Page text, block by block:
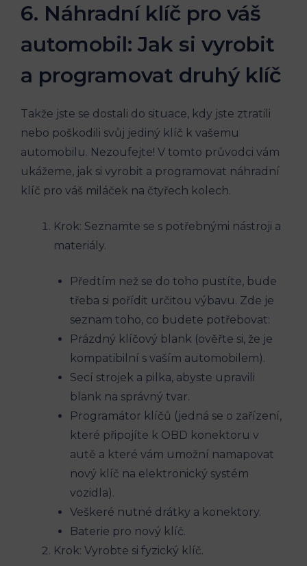
6. Náhradní klíč pro váš
automobil: Jak si vyrobit
a programovat druhý klíč
Takže jste se dostali do situace, kdy jste ztratili
nebo poškodili svůj jediný klíč k ⁤vašemu
⁢automobilu. Nezoufejte! V tomto průvodci vám
ukážeme, jak si vyrobit a programovat náhradní
klíč pro váš miláček ⁢na čtyřech kolech.
Krok: ⁢Seznamte⁣ se s potřebnými nástroji a
materiály.
Předtím ⁤než ‍se do toho pustíte, bude
třeba si pořídit určitou výbavu. Zde je
seznam ‌toho, co budete⁣ potřebovat:
Prázdný klíčový blank (ověřte si, že je
kompatibilní s vaším automobilem).
Secí strojek a pilka, abyste upravili
blank na⁤ správný ​tvar.
Programátor klíčů ‍(jedná se o zařízení,
které připojíte k OBD konektoru ‌v
autě a které vám umožní namapovat
nový klíč na elektronický⁣ systém
vozidla).
Veškeré nutné⁤ drátky⁢ a konektory.
Baterie pro⁣ nový klíč.
Krok: Vyrobte si‍ fyzický klíč.